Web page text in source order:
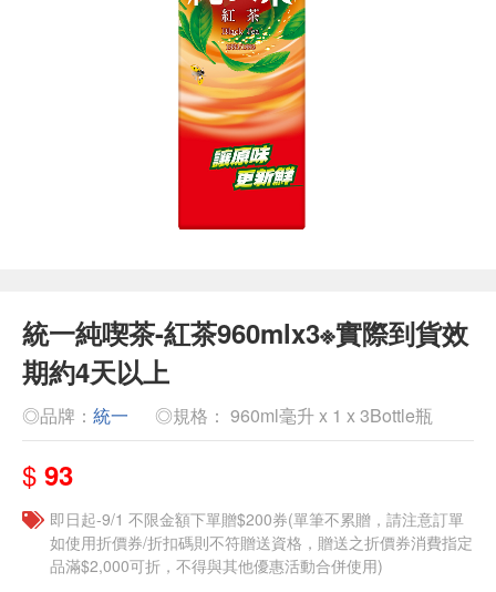
統一純喫茶-紅茶960mlx3※實際到貨效
期約4天以上
◎品牌： 統一 ◎規格： 960ml毫升 x 1 x 3Bottle瓶
$ 93
即日起-9/1 不限金額下單贈$200券(單筆不累贈，請注意訂單
如使用折價券/折扣碼則不符贈送資格，贈送之折價券消費指定
品滿$2,000可折，不得與其他優惠活動合併使用)